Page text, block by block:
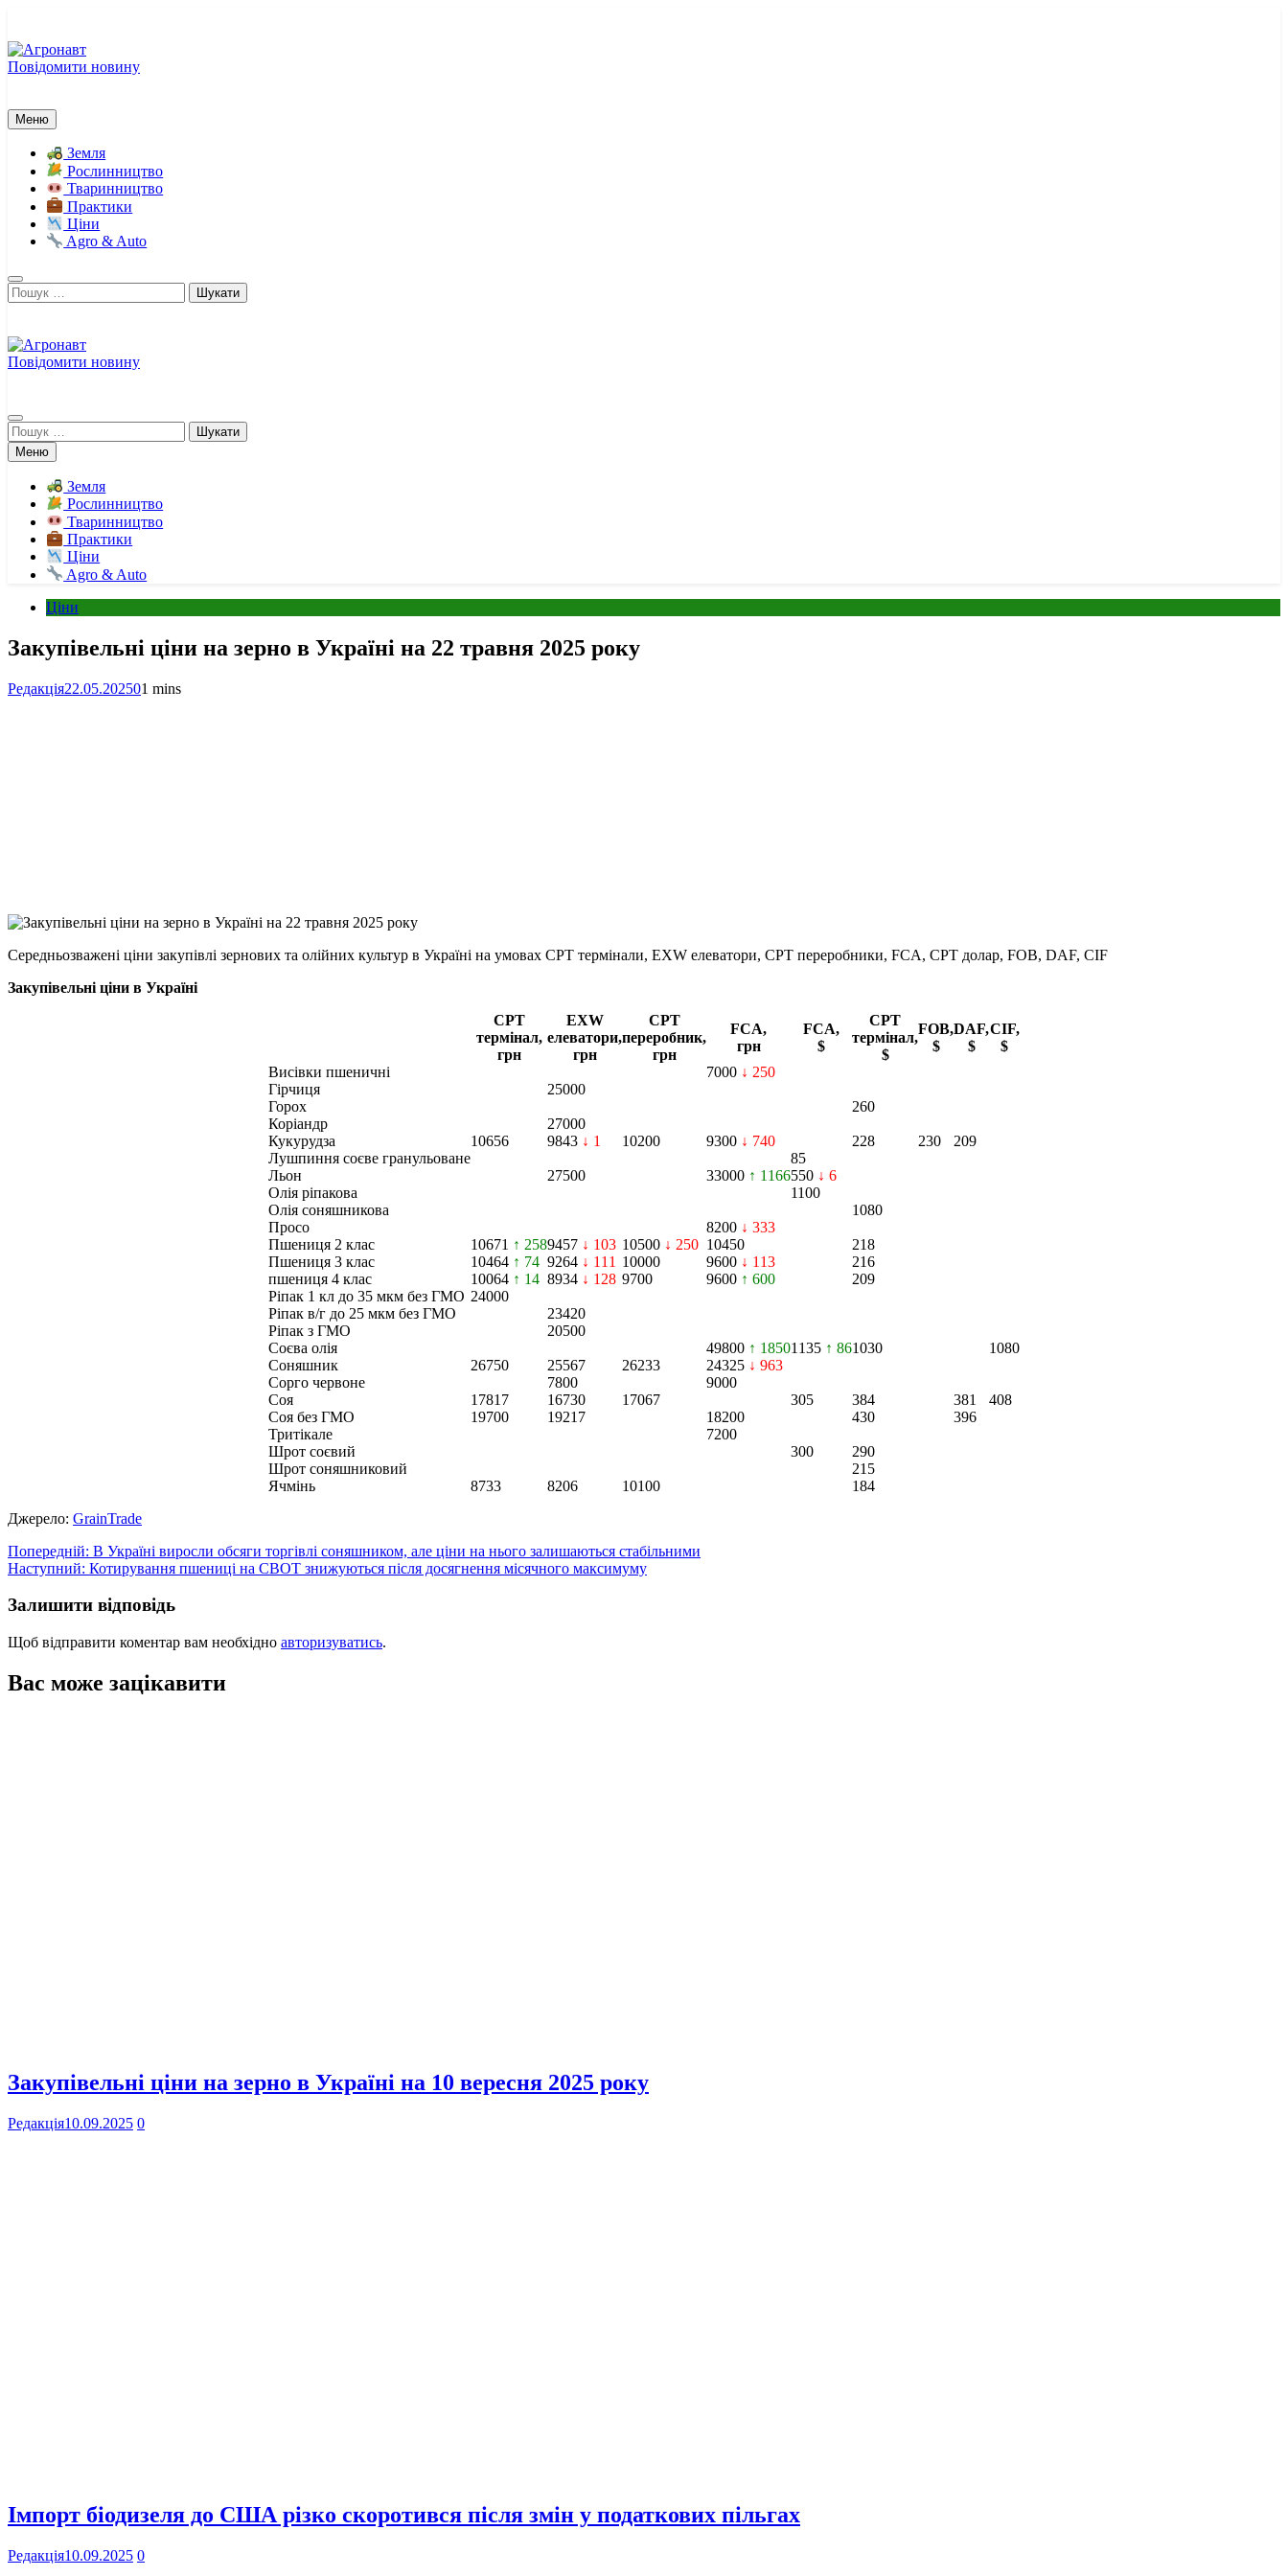
вмісту
Повідомити новину
Меню
Земля
Рослинництво
Тваринництво
Практики
Ціни
Agro & Auto
Пошук:
Повідомити новину
Пошук:
Меню
Земля
Рослинництво
Тваринництво
Практики
Ціни
Agro & Auto
Ціни
Закупівельні ціни на зерно в Україні на 22 травня 2025 року
Редакція22.05.202501 mins
Link
Print
Середньозважені ціни закупівлі зернових та олійних культур в Україні на умовах CPT термінали, EXW елеватори, CPT переробники, FCA, CPT долар, FOB, DAF, CIF
Закупівельні ціни в Україні
CPT
термінал,
грн
EXW
елеватори,
грн
CPT
переробник,
грн
FCA,
грн
FCA,
$
CPT
термінал,
$
FOB,
$
DAF,
$
CIF,
$
Висівки пшеничні
7000 ↓ 250
Гірчиця
25000
Горох
260
Коріандр
27000
Кукурудза
10656 9843 ↓ 1 10200 9300 ↓ 740 228 230
209
Лушпиння соєве гранульоване
85
Льон
27500 33000 ↑ 1166550 ↓ 6
Олія ріпакова
1100
Олія соняшникова
1080
Просо
8200 ↓ 333
Пшениця 2 клас
10671 ↑ 2589457 ↓ 103 10500 ↓ 250 10450
218
Пшениця 3 клас
10464 ↑ 74 9264 ↓ 111 10000 9600 ↓ 113
216
пшениця 4 клас
10064 ↑ 14 8934 ↓ 128 9700 9600 ↑ 600
209
Ріпак 1 кл до 35 мкм без ГМО 24000
Ріпак в/г до 25 мкм без ГМО
23420
Ріпак з ГМО
20500
Соєва олія
49800 ↑ 18501135 ↑ 861030
1080
Соняшник
26750 25567 26233 24325 ↓ 963
Сорго червоне
7800
9000
Соя
17817 16730 17067 305 384 381
408
Соя без ГМО
19700 19217 18200 430
396
Тритікале
7200
Шрот соєвий
300
290
Шрот соняшниковий
215
Ячмінь
8733 8206 10100
184
Джерело: GrainTrade
Навігація
записів
Попередній: В Україні виросли обсяги торгівлі соняшником, але ціни на нього залишаються стабільними
Наступний: Котирування пшениці на CBOT знижуються після досягнення місячного максимуму
Залишити відповідь
Щоб відправити коментар вам необхідно авторизуватись.
Вас може зацікавити
Закупівельні ціни на зерно в Україні на 10 вересня 2025 року
Редакція10.09.2025 0
Імпорт біодизеля до США різко скоротився після змін у податкових пільгах
Редакція10.09.2025 0